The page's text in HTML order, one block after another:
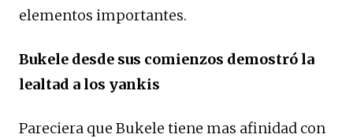
elementos importantes.
Bukele desde sus comienzos demostró la
lealtad a los yankis
Pareciera que Bukele tiene mas afinidad con